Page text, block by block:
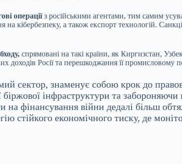
операціїз російськими агентами, тим самим
кібербезпеку, а також експорт технологій.
спрямовані на такі країни, як Киргизстан,
Росії та перешкоджання її промисловому
сектор, знаменує собою крок до
інфраструктури та
фінансування війни дедалі більш
стійкого економічного тиску, де